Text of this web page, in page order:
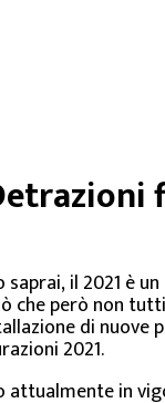
saprai, il 2021 è
che però non
di
2021.
attualmente in